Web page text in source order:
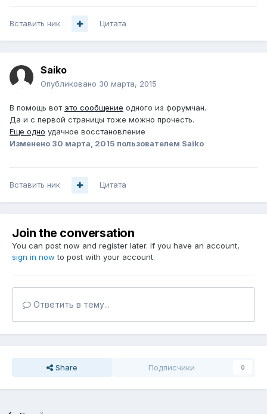
Вставить ник Цитата
Saiko
Опубликовано 30 марта, 2015
В помощь вот это сообщение одного из форумчан.
Да и с первой страницы тоже можно прочесть.
Еще одно удачное восстановление
Изменено 30 марта, 2015 пользователем Saiko
Вставить ник Цитата
Join the conversation
You can post now and register later. If you have an account,
sign in now to post with your account.
Ответить в тему...
Share Подписчики 0